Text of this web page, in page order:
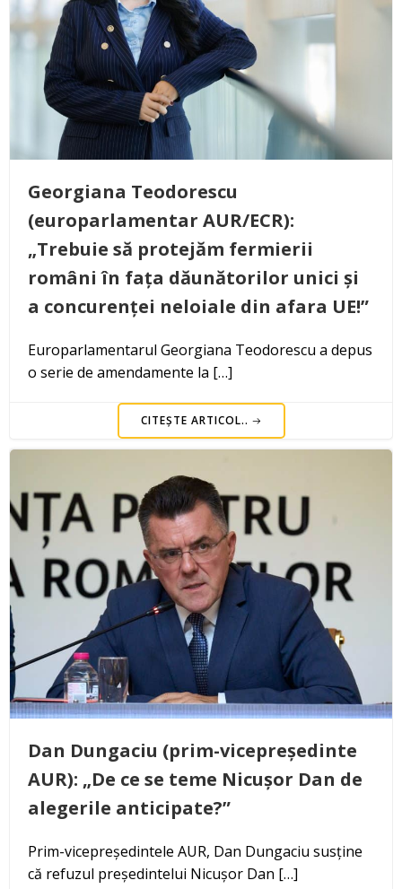
Georgiana Teodorescu
(europarlamentar AUR/ECR):
„Trebuie să protejăm fermierii
români în fața dăunătorilor unici și
a concurenței neloiale din afara UE!”
Europarlamentarul Georgiana Teodorescu a depus
o serie de amendamente la […]
CITEȘTE ARTICOL..
Dan Dungaciu (prim-vicepreședinte
AUR): „De ce se teme Nicușor Dan de
alegerile anticipate?”
Prim-vicepreședintele AUR, Dan Dungaciu susține
că refuzul președintelui Nicușor Dan […]